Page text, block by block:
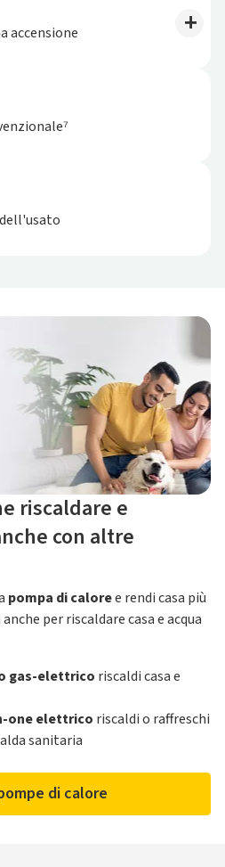
accensione
riscaldare e
con altre
pompa di caloree rendi casa più
per riscaldare casa e acqua
gas-elettrico riscaldi casa e
one elettrico riscaldi o raffreschi
sanitaria
di calore